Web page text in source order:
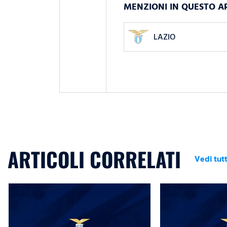
MENZIONI IN QUESTO
LAZIO
ARTICOLI CORRELATI Vedi